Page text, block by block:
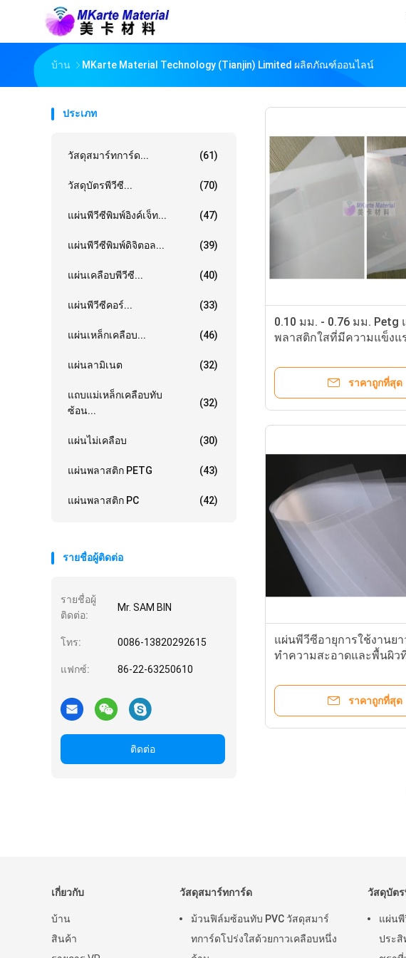
บ้าน MKarte Material Technology (Tianjin) Limited ผลิตภัณฑ์ออนไลน์
ประเภท
วัสดุสมาร์ทการ์ด... (61)
วัสดุบัตรพีวีซี... (70)
แผ่นพีวีซีพิมพ์อิงค์เจ็ท... (47)
แผ่นพีวีซีพิมพ์ดิจิตอล... (39)
แผ่นเคลือบพีวีซี... (40)
แผ่นพีวีซีคอร์... (33)
แผ่นเหล็กเคลือบ... (46)
แผ่นลามิเนต (32)
แถบแม่เหล็กเคลือบทับ
ซ้อน...
(32)
แผ่นไม่เคลือบ (30)
แผ่นพลาสติก PETG (43)
แผ่นพลาสติก PC (42)
รายชื่อผู้ติดต่อ
รายชื่อผู้
ติดต่อ:
Mr. SAM BIN
โทร: 0086-13820292615
แฟกซ์: 86-22-63250610
ติดต่อ
0.10 มม. - 0.76 มม. Petg
พลาสติกใสที่มีความแข็งแ
ราคาถูกที่สุด
แผ่นพีวีซีอายุการใช้งานย
ทำความสะอาดและพื้นผิว
เยี่ยม
ราคาถูกที่สุด
เกี่ยวกับ
บ้าน
สินค้า
วัสดุสมาร์ทการ์ด
ม้วนฟิล์มซ้อนทับ PVC วัสดุสมาร์
ทการ์ดโปร่งใสด้วยกาวเคลือบหนึ่ง
วัสดุบัต
แผ่นพี
ประสิ